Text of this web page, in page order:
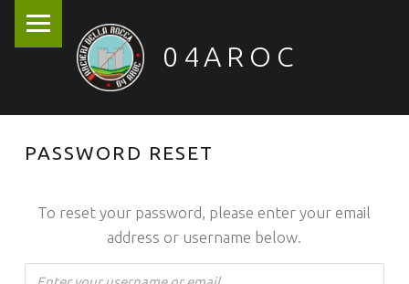
04AROC
PASSWORD RESET
To reset your password, please enter your email
address or username below.